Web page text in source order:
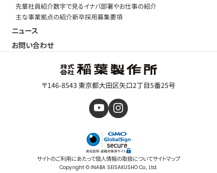
〒146-8543 東京都大田区矢口2丁目5番25号
先輩社員紹介数字で見るイナバ部署やお仕事の紹介
主な事業拠点の紹介新卒採用募集要項
ニュース
お問い合わせ
サイトのご利用にあたって個人情報の取扱についてサイトマップ
Copyright © INABA SEISAKUSHO Co., Ltd.